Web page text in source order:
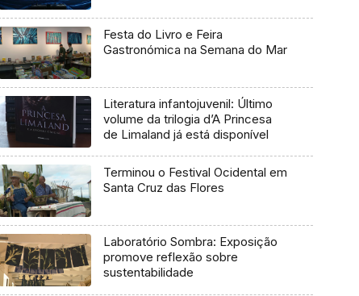
Festa do Livro e Feira
Gastronómica na Semana do Mar
Literatura infantojuvenil: Último
volume da trilogia d’A Princesa
de Limaland já está disponível
Terminou o Festival Ocidental em
Santa Cruz das Flores
Laboratório Sombra: Exposição
promove reflexão sobre
sustentabilidade